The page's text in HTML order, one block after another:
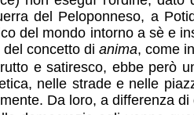
del Peloponneso, a
del mondo intorno a sè e
concetto di anima, come
e satiresco, ebbe però
nelle strade e nelle
Da loro, a differenza